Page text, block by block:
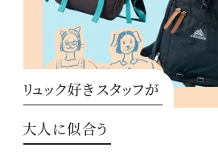
リュック好きスタッフが
大人に似合う